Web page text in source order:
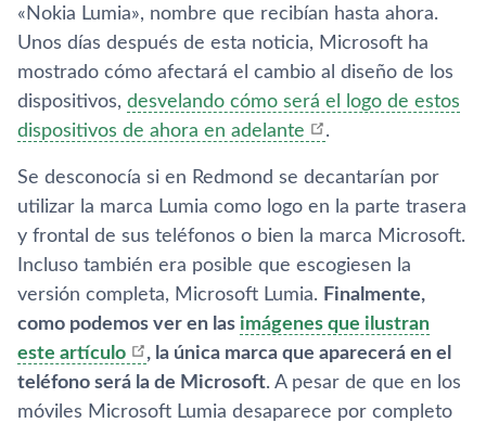
«Nokia Lumia», nombre que recibí­an hasta ahora.
Unos dí­as después de esta noticia, Microsoft ha
mostrado cómo afectará el cambio al diseño de los
dispositivos, desvelando cómo será el logo de estos
dispositivos de ahora en adelante
.
Se desconocí­a si en Redmond se decantarí­an por
utilizar la marca Lumia como logo en la parte trasera
y frontal de sus teléfonos o bien la marca Microsoft.
Incluso también era posible que escogiesen la
versión completa, Microsoft Lumia. Finalmente,
como podemos ver en las imágenes que ilustran
este artí­culo
, la única marca que aparecerá en el
teléfono será la de Microsoft. A pesar de que en los
móviles Microsoft Lumia desaparece por completo